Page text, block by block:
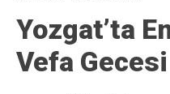
Yozgat’ta
Vefa